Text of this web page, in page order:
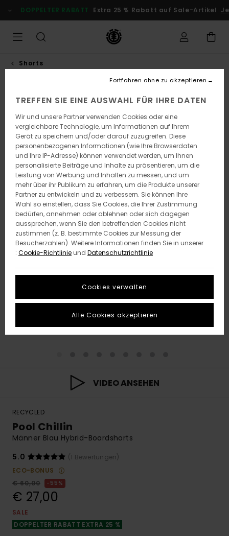
zur
Produktinformation
DOPPELTER RABATT Extra 25 % Rabatt auf Sale-Artikel
Shorts
VIDEO ANSEHEN
RECYCLED
Pool Chillin
Männer Blau Hybrid-Boardshorts
5.0
(1 Bewertungen)
ECO-BONUS
€ 60,00
55%
€ 27,00
SALE
DOPPELTER RABATT EXTRA 25 %
TREFFEN SIE EINE AUSWAHL FÜR IHRE DATEN
Wir und unsere Partner verwenden Cookies oder eine
vergleichbare Technologie, um Informationen auf Ihrem
Gerät zu speichern und/oder darauf zuzugreifen. Diese
personenbezogenen Informationen (wie Ihre Browserdaten
und Ihre IP-Adresse) können verwendet werden, um Ihnen
personalisierte Beiträge und Inhalte zu präsentieren, um die
Leistung von Werbung und Inhalten zu messen, und um
mehr über ihr Publikum zu erfahren, um die Produkte unserer
Partner zu entwickeln und zu verbessern. Sie können Ihre
Wahl so einstellen, dass Sie Cookies, die Ihrer Zustimmung
bedürfen, annehmen oder ablehnen oder sich dagegen
aussprechen, wenn Sie den betreffenden Cookies nicht
zustimmen (z. B. bestimmte Cookies zur Messung der
Besucherzahlen). Weitere Informationen finden Sie in unserer
: Cookie-Richtlinieund Datenschutzrichtlinie
Cookies verwalten
Fortfahren ohne zu akzeptieren
Alle Cookies akzeptieren